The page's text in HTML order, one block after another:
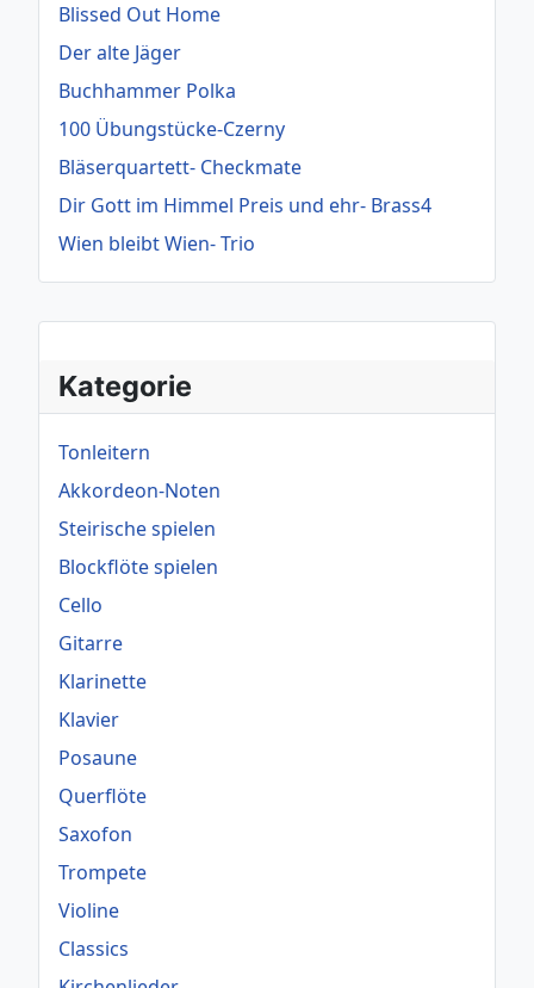
Kategorie
Tonleitern
Akkordeon-Noten
Steirische spielen
Blockflöte spielen
Cello
Gitarre
Klarinette
Klavier
Posaune
Querflöte
Saxofon
Trompete
Violine
Classics
Blissed Out Home
Der alte Jäger
Buchhammer Polka
100 Übungstücke-Czerny
Bläserquartett- Checkmate
Dir Gott im Himmel Preis und ehr- Brass4
Wien bleibt Wien- Trio